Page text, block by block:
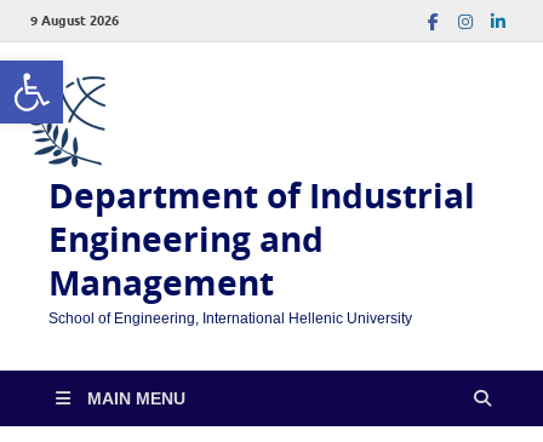
Open toolbar
9 August 2026
Department of Industrial
Engineering and
Management
School of Engineering, International Hellenic University
MAIN MENU